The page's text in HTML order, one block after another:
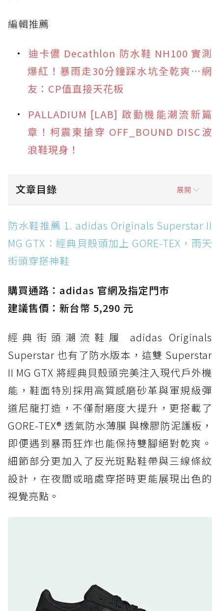
編輯推薦
迪卡儂 Decathlon 防水鞋 NH100 實測
爆紅！暴雨走30分鐘踩水坑全乾爽⋯網
友：CP值直接天花板
PALLADIUM [LAB] 啟動機能潮流新篇
章！柯震東搶穿 OFF_BOUND DISC波
浪鞋現身！
文章目錄 展開
防水鞋推薦 1. adidas Originals Superstar II
MG GTX：經典貝殼頭加上 GORE-TEX，雨天街
頭穿搭神鞋
防水鞋推薦 2. New Balance Hierro v9 GORE-
防水鞋推薦 3. Nike Dunk Low GORE-TEX：
經典 Dunk 輪廓加上防水科技，雨天穿搭帥度不
打折
防水鞋推薦 4. ASICS TRABUCO 14 GTX：搭
載 GORE-TEX 隱形貼合科技，全方位防水神鞋
防水鞋推薦 5. Salomon XT-6 GORE-TEX：潮
人必備山系鞋王！防滑、防水與街頭顏值一次攻
頂
防水鞋推薦 6. HOKA Stinson Evo GTX：越野
復刻厚底，GORE-TEX 防水與增高神器一次滿
防水鞋推薦 7. Timberland Motion Access：
黃靴同級頂級防水，輕量化工裝健走鞋雨天必備
防水鞋推薦 7. Timberland Motion Access：
黃靴同級頂級防水，輕量化工裝健走鞋雨天必備
防水鞋推薦 10. PUMA Voyage NITRO™ 4
防水鞋推薦 1. adidas Originals Superstar II
MG GTX：經典貝殼頭加上 GORE-TEX，雨天
街頭穿搭神鞋
購買通路：adidas 官網及指定門市
建議售價：新台幣 5,290 元
經典街頭潮流鞋履 adidas Originals
Superstar 也有了防水版本，這雙 Superstar
II MG GTX 將經典貝殼頭完美注入現代戶外機
能，鞋面特別採用高質感磨砂革與軍規級彈
道尼龍打造，不僅耐磨度大提升，更搭載了
GORE-TEX® 透氣防水薄膜 與橡膠防泥護板，
即便遇到暴雨狂炸也能保持雙腳絕對乾爽。
細節部分更加入了反光斑點鞋帶與三線條紋
設計，在夜間或暗處穿搭時更能展現出色的
視覺亮點。